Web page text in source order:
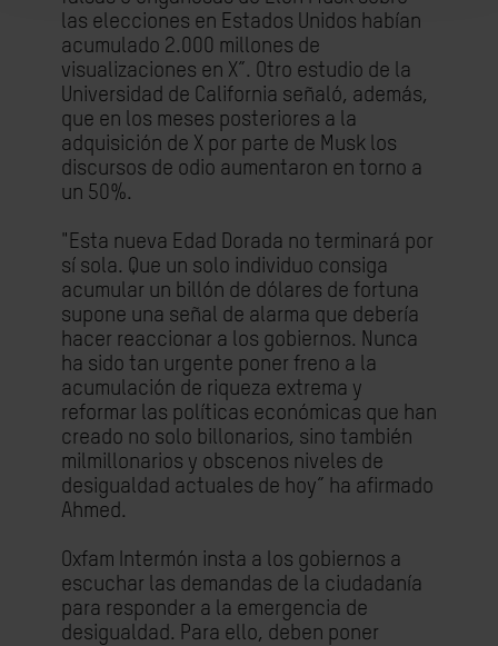
las elecciones en Estados Unidos habían
acumulado 2.000 millones de
visualizaciones en X”. Otro estudio de la
Universidad de California señaló, además,
que en los meses posteriores a la
adquisición de X por parte de Musk los
discursos de odio aumentaron en torno a
un 50%.
"Esta nueva Edad Dorada no terminará por
sí sola. Que un solo individuo consiga
acumular un billón de dólares de fortuna
supone una señal de alarma que debería
hacer reaccionar a los gobiernos. Nunca
ha sido tan urgente poner freno a la
acumulación de riqueza extrema y
reformar las políticas económicas que han
creado no solo billonarios, sino también
milmillonarios y obscenos niveles de
desigualdad actuales de hoy” ha afirmado
Ahmed.
Oxfam Intermón insta a los gobiernos a
escuchar las demandas de la ciudadanía
para responder a la emergencia de
desigualdad. Para ello, deben poner